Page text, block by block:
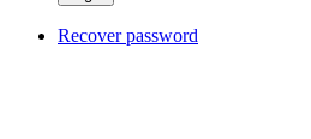
Recover password